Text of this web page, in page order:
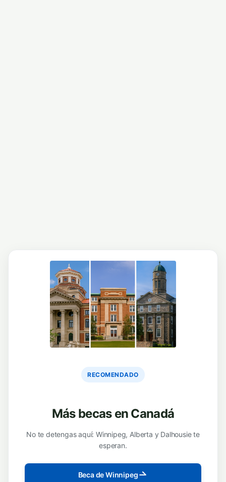
RECOMENDADO
Más becas en Canadá
No te detengas aquí: Winnipeg, Alberta y Dalhousie te
esperan.
Beca de Winnipeg